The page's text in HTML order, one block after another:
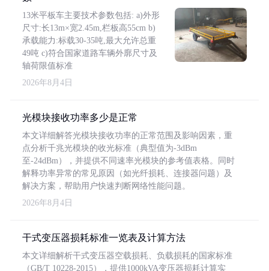
13米平板车主要技术参数包括: a)外形
尺寸:长13m×宽2.45m,栏板高55cm b)
承载能力:标载30-35吨,最大允许总重
49吨 c)符合国家道路车辆外廓尺寸及
轴荷限值标准
2026年8月4日
光模块接收功率多少是正常
本文详细解答光模块接收功率的正常范围及影响因素，重
点分析千兆光模块的收光标准（典型值为-3dBm
至-24dBm），并提供不同速率光模块的参考值表格。同时
解释功率异常的常见原因（如光纤损耗、连接器问题）及
解决方案，帮助用户快速判断网络性能问题。
2026年8月4日
干式变压器损耗标准一览表及计算方法
本文详细解析干式变压器空载损耗、负载损耗的国家标准
（GB/T 10228-2015），提供1000kVA变压器损耗计算实